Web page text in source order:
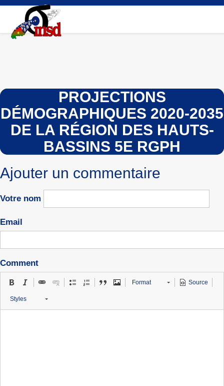
Aller
contenu
principal
PROJECTIONS
DÉMOGRAPHIQUES 2020-2035
DE LA RÉGION DES HAUTS-
BASSINS 5E RGPH
Ajouter un commentaire
Votre nom
Email
Comment
Format Source
Styles